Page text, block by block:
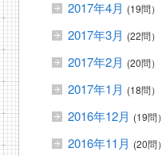
2017年4月 (19問）
2017年3月 (22問）
2017年2月 (20問）
2017年1月 (18問）
2016年12月 (19問）
2016年11月 (20問）